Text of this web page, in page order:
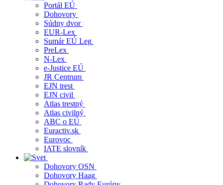
Portál EÚ
Dohovory
Súdny dvor
EUR-Lex
Sumár EÚ Leg
PreLex
N-Lex
e-Justice EÚ
JR Centrum
EJN trest
EJN civil
Atlas trestný
Atlas civilný
ABC o EÚ
Euractiv.sk
Eurovoc
IATE slovník
Dohovory OSN
Dohovory Haag